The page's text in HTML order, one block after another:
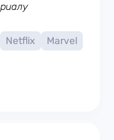
Netflix Marvel